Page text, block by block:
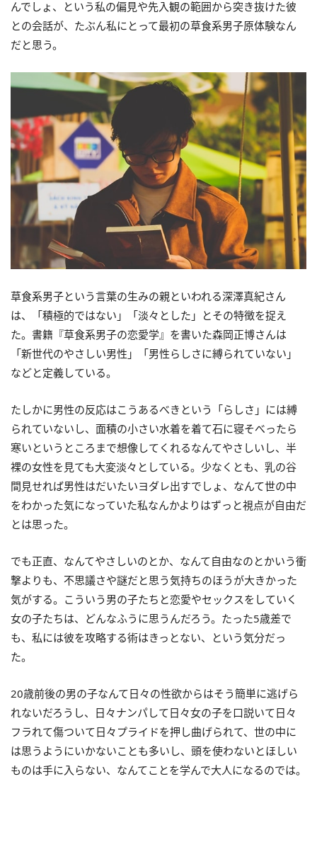
んでしょ、という私の偏見や先入観の範囲から突き抜けた彼
との会話が、たぶん私にとって最初の草食系男子原体験なん
だと思う。
草食系男子という言葉の生みの親といわれる深澤真紀さん
は、「積極的ではない」「淡々とした」とその特徴を捉え
た。書籍『草食系男子の恋愛学』を書いた森岡正博さんは
「新世代のやさしい男性」「男性らしさに縛られていない」
などと定義している。
たしかに男性の反応はこうあるべきという「らしさ」には縛
られていないし、面積の小さい水着を着て石に寝そべったら
寒いというところまで想像してくれるなんてやさしいし、半
裸の女性を見ても大変淡々としている。少なくとも、乳の谷
間見せれば男性はだいたいヨダレ出すでしょ、なんて世の中
をわかった気になっていた私なんかよりはずっと視点が自由だ
とは思った。
でも正直、なんてやさしいのとか、なんて自由なのとかいう衝
撃よりも、不思議さや謎だと思う気持ちのほうが大きかった
気がする。こういう男の子たちと恋愛やセックスをしていく
女の子たちは、どんなふうに思うんだろう。たった5歳差で
も、私には彼を攻略する術はきっとない、という気分だっ
た。
20歳前後の男の子なんて日々の性欲からはそう簡単に逃げら
れないだろうし、日々ナンパして日々女の子を口説いて日々
フラれて傷ついて日々プライドを押し曲げられて、世の中に
は思うようにいかないことも多いし、頭を使わないとほしい
ものは手に入らない、なんてことを学んで大人になるのでは。